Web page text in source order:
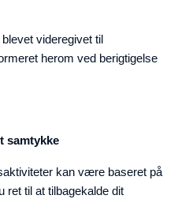
videregivet til
herom ved berigtigelse
samtykke
kan være baseret på
ret til at tilbagekalde dit